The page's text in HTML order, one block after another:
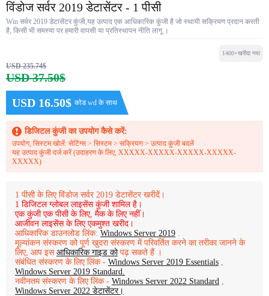
विंडोज सर्वर 2019 डेटासेंटर - 1 पीसी
Win सर्वर 2019 डेटासेंटर कुंजी,यह उत्पाद एक आधिकारिक कुंजी है जो स्थायी सक्रियण प्रदान करती
है, किसी भी समस्या पर हमारी वापसी या प्रतिस्थापन नीति लागू ।
USD 235.74$
USD 37.50$
USD 16.50$ कोड wd के साथ
1400+खरीदा गया
डिजिटल कुंजी का उपयोग कैसे करें:
उपयोग, सिस्टम खोलें: सेटिंग्स > सिस्टम > सक्रियण > उत्पाद कुंजी बदलें
यह उत्पाद कुंजी दर्ज करें (उदाहरण के लिए, XXXXX-XXXXX-XXXXX-XXXXX-
XXXXX)
1 पीसी के लिए विंडोज सर्वर 2019 डेटासेंटर खरीदें।
1 डिजिटल ग्लोबल लाइसेंस कुंजी शामिल है।
एक कुंजी एक पीसी के लिए, मैक के लिए नहीं।
आजीवन लाइसेंस के लिए एकमुश्त खरीद।
आधिकारिक डाउनलोड लिंक: Windows Server 2019 .
मूल्यांकन संस्करण को पूर्ण खुदरा संस्करण में परिवर्तित करने का तरीका जानने के
लिए, आप इस आधिकारिक गाइड कोपढ़ सकते हैं ।
संबंधित संस्करण के लिए लिंक - Windows Server 2019 Essentials ,
Windows Server 2019 Standard.
नवीनतम संस्करण के लिए लिंक - Windows Server 2022 Standard ,
Windows Server 2022 डेटासेंटर।